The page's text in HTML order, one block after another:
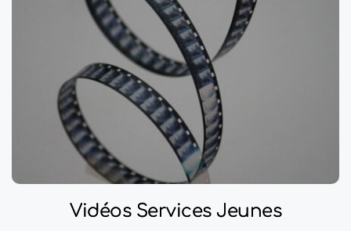
Vidéos Services Jeunes